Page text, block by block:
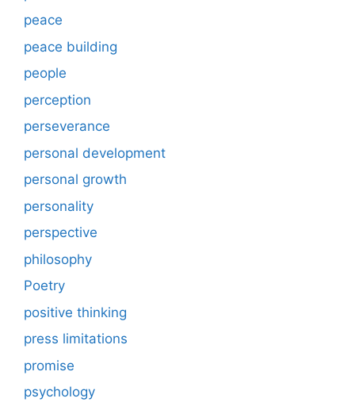
peace
peace building
people
perception
perseverance
personal development
personal growth
personality
perspective
philosophy
Poetry
positive thinking
press limitations
promise
psychology